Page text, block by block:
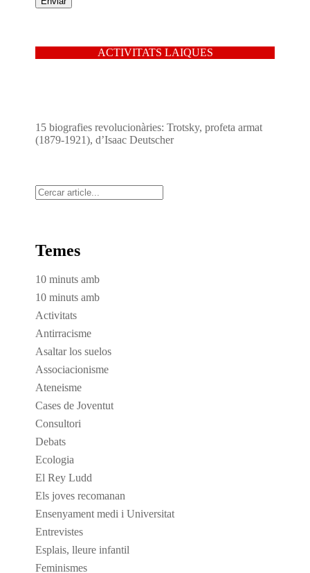
ACTIVITATS LAIQUES
15 biografies revolucionàries: Trotsky, profeta armat
(1879-1921), d’Isaac Deutscher
Cerca
Temes
10 minuts amb
10 minuts amb
Activitats
Antirracisme
Asaltar los suelos
Associacionisme
Ateneisme
Cases de Joventut
Consultori
Debats
Ecologia
El Rey Ludd
Els joves recomanan
Ensenyament medi i Universitat
Entrevistes
Esplais, lleure infantil
Feminismes